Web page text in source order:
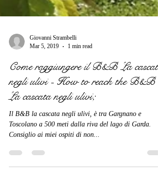
Giovanni Strambelli
Come raggiungere il B&B La cascata
negli ulivi - How to reach the B&B
La cascata negli ulivi;
Il B&B la cascata negli ulivi, è tra Gargnano e
Toscolano a 500 meti dalla riva del lago di Garda.